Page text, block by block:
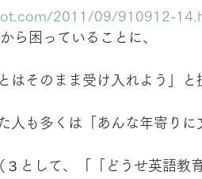
2011/09/910912-
ら困っていることに、
はそのまま受け入れよう」と
人も多くは「あんな年寄りに
として、「「どうせ英語教